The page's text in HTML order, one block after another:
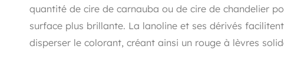
quantité de cire de carnauba ou de cire de chandelier
surface plus brillante. La lanoline et ses dérivés
disperser le colorant, créant ainsi un rouge à lèvres